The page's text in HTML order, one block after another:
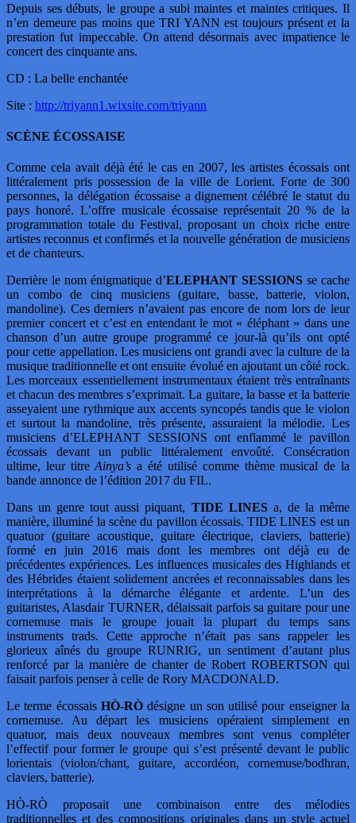
Depuis ses débuts, le groupe a subi maintes et maintes critiques. Il
n’en demeure pas moins que TRI YANN est toujours présent et la
prestation fut impeccable. On attend désormais avec impatience le
concert des cinquante ans.
CD : La belle enchantée
Site : http://triyann1.wixsite.com/triyann
SCÈNE ÉCOSSAISE
Comme cela avait déjà été le cas en 2007, les artistes écossais ont
littéralement pris possession de la ville de Lorient. Forte de 300
personnes, la délégation écossaise a dignement célébré le statut du
pays honoré. L’offre musicale écossaise représentait 20 % de la
programmation totale du Festival, proposant un choix riche entre
artistes reconnus et confirmés et la nouvelle génération de musiciens
et de chanteurs.
Derrière le nom énigmatique d’ELEPHANT SESSIONS se cache
un combo de cinq musiciens (guitare, basse, batterie, violon,
mandoline). Ces derniers n’avaient pas encore de nom lors de leur
premier concert et c’est en entendant le mot « éléphant » dans une
chanson d’un autre groupe programmé ce jour-là qu’ils ont opté
pour cette appellation. Les musiciens ont grandi avec la culture de la
musique traditionnelle et ont ensuite évolué en ajoutant un côté rock.
Les morceaux essentiellement instrumentaux étaient très entraînants
et chacun des membres s’exprimait. La guitare, la basse et la batterie
asseyaient une rythmique aux accents syncopés tandis que le violon
et surtout la mandoline, très présente, assuraient la mélodie. Les
musiciens d’ELEPHANT SESSIONS ont enflammé le pavillon
écossais devant un public littéralement envoûté. Consécration
ultime, leur titreAinya’s a été utilisé comme thème musical de la
bande annonce de l’édition 2017 du FIL.
Dans un genre tout aussi piquant, TIDE LINESa, de la même
manière, illuminé la scène du pavillon écossais. TIDE LINES est un
quatuor (guitare acoustique, guitare électrique, claviers, batterie)
formé en juin 2016 mais dont les membres ont déjà eu de
précédentes expériences. Les influences musicales des Highlands et
des Hébrides étaient solidement ancrées et reconnaissables dans les
interprétations à la démarche élégante et ardente. L’un des
guitaristes, Alasdair TURNER, délaissait parfois sa guitare pour une
cornemuse mais le groupe jouait la plupart du temps sans
instruments trads. Cette approche n’était pas sans rappeler les
glorieux aînés du groupe RUNRIG, un sentiment d’autant plus
renforcé par la manière de chanter de Robert ROBERTSON qui
faisait parfois penser à celle de Rory MACDONALD.
Le terme écossais HÒ-RÒdésigne un son utilisé pour enseigner la
cornemuse. Au départ les musiciens opéraient simplement en
quatuor, mais deux nouveaux membres sont venus compléter
l’effectif pour former le groupe qui s’est présenté devant le public
lorientais (violon/chant, guitare, accordéon, cornemuse/bodhran,
claviers, batterie).
HÒ-RÒ proposait une combinaison entre des mélodies
traditionnelles et des compositions originales dans un style actuel